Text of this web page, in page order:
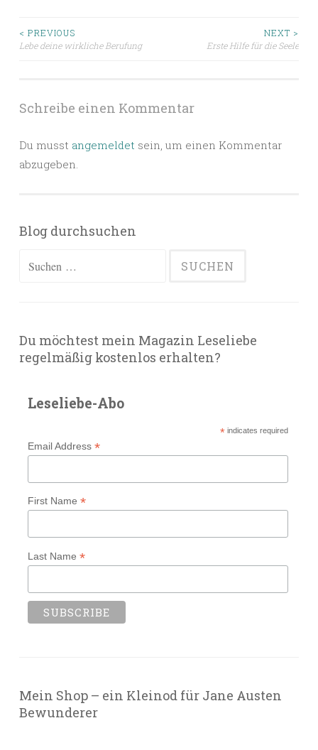
Beitragsnavigation
< PREVIOUS
Lebe deine wirkliche Berufung
NEXT >
Erste Hilfe für die Seele
Schreibe einen Kommentar
Du musst angemeldet sein, um einen Kommentar
abzugeben.
Blog durchsuchen
Suchen
Du möchtest mein Magazin Leseliebe
regelmäßig kostenlos erhalten?
Leseliebe-Abo
*indicates required
Email Address *
First Name *
Last Name *
Mein Shop – ein Kleinod für Jane Austen
Bewunderer